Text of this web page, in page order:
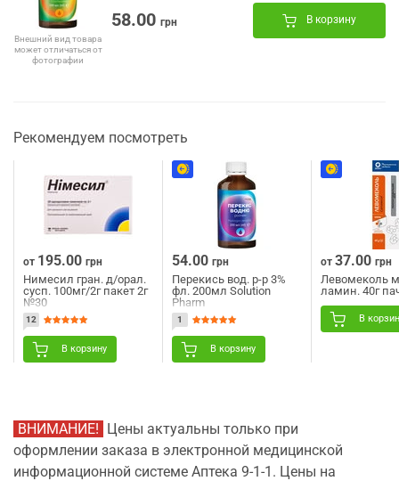
Внешний вид товара
может отличаться от
фотографии
58.00 грн В корзину
Рекомендуем посмотреть
от 195.00 грн
Нимесил гран. д/орал.
сусп. 100мг/2г пакет 2г
№30
12
В корзину
54.00 грн
Перекись вод. р-р 3%
фл. 200мл Solution
Pharm
1
В корзину
от 37.00 грн
Левомеколь
ламин. 40г
В
ВНИМАНИЕ! Цены актуальны только при
оформлении заказа в электронной медицинской
информационной системе Аптека 9-1-1. Цены на